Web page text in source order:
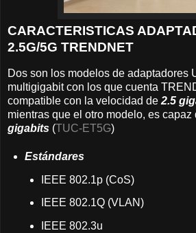
CARACTERISTICAS
2.5G/5G TRENDNET
Dos son los modelos de adaptadores
multigigabit con los que cuenta
compatible con la velocidad de 2.5
mientras que el otro modelo, es capaz
gigabits (TUC-ET5G)
Estándares
IEEE 802.1p (CoS)
IEEE 802.1Q (VLAN)
IEEE 802.3u